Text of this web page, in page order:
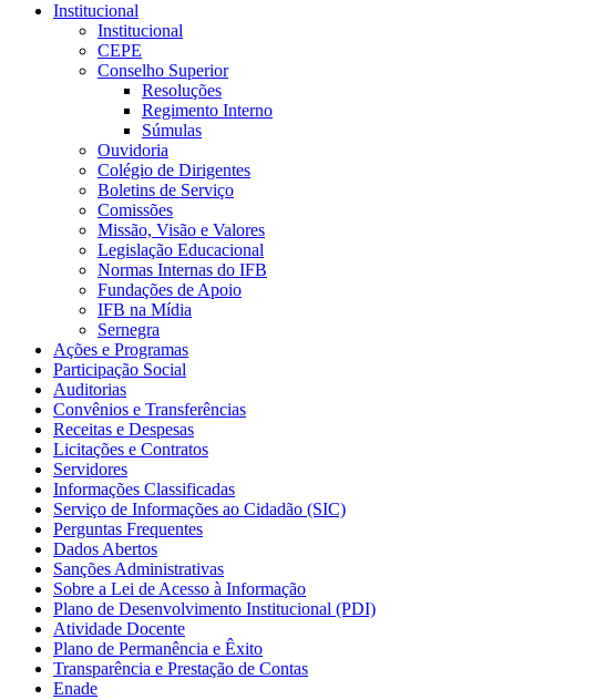
Institucional
Institucional
CEPE
Conselho Superior
Resoluções
Regimento Interno
Súmulas
Ouvidoria
Colégio de Dirigentes
Boletins de Serviço
Comissões
Missão, Visão e Valores
Legislação Educacional
Normas Internas do IFB
Fundações de Apoio
IFB na Mídia
Sernegra
Ações e Programas
Participação Social
Auditorias
Convênios e Transferências
Receitas e Despesas
Licitações e Contratos
Servidores
Informações Classificadas
Serviço de Informações ao Cidadão (SIC)
Perguntas Frequentes
Dados Abertos
Sanções Administrativas
Sobre a Lei de Acesso à Informação
Plano de Desenvolvimento Institucional (PDI)
Atividade Docente
Plano de Permanência e Êxito
Transparência e Prestação de Contas
Enade